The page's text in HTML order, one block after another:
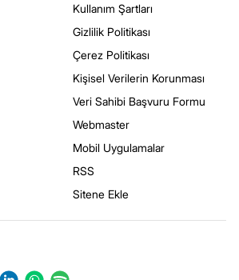
Kullanım Şartları
Gizlilik Politikası
Çerez Politikası
Kişisel Verilerin Korunması
Veri Sahibi Başvuru Formu
Webmaster
Mobil Uygulamalar
RSS
Sitene Ekle